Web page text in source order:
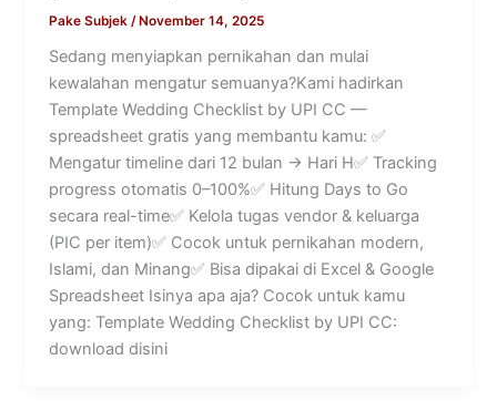
Pake Subjek /November 14, 2025
Sedang menyiapkan pernikahan dan mulai
kewalahan mengatur semuanya?Kami hadirkan
Template Wedding Checklist by UPI CC —
spreadsheet gratis yang membantu kamu: ✅
Mengatur timeline dari 12 bulan → Hari H✅ Tracking
progress otomatis 0–100%✅ Hitung Days to Go
secara real-time✅ Kelola tugas vendor & keluarga
(PIC per item)✅ Cocok untuk pernikahan modern,
Islami, dan Minang✅ Bisa dipakai di Excel & Google
Spreadsheet Isinya apa aja? Cocok untuk kamu
yang: Template Wedding Checklist by UPI CC:
download disini